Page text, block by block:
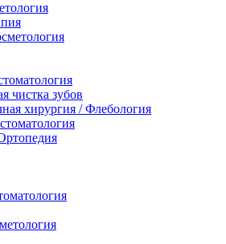
чистка зубов
хирургия / Флебология